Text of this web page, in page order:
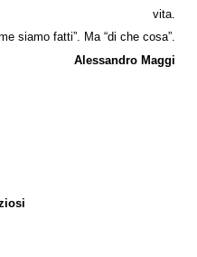
vita.
siamo fatti”. Ma “di che cosa”.
Alessandro Maggi